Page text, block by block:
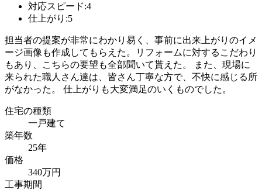
対応スピード:4
仕上がり:5
担当者の提案が非常にわかり易く、事前に出来上がりのイメ
ージ画像も作成してもらえた。リフォームに対するこだわり
もあり、こちらの要望も全部聞いて貰えた。 また、現場に
来られた職人さん達は、皆さん丁寧な方で、不快に感じる所
がなかった。 仕上がりも大変満足のいくものでした。
住宅の種類
一戸建て
築年数
25年
価格
340万円
工事期間